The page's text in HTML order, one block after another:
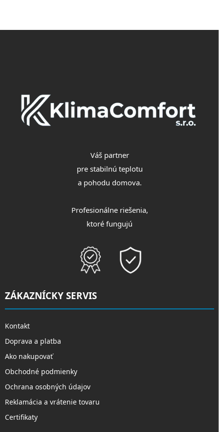
Z
Váš partner
pre stabilnú teplotu
a pohodu domova.
Profesionálne riešenia,
ktoré fungujú
ZÁKAZNÍCKY SERVIS
Kontakt
Doprava a platba
Ako nakupovať
Obchodné podmienky
Ochrana osobných údajov
Reklamácia a vrátenie tovaru
Certifikaty